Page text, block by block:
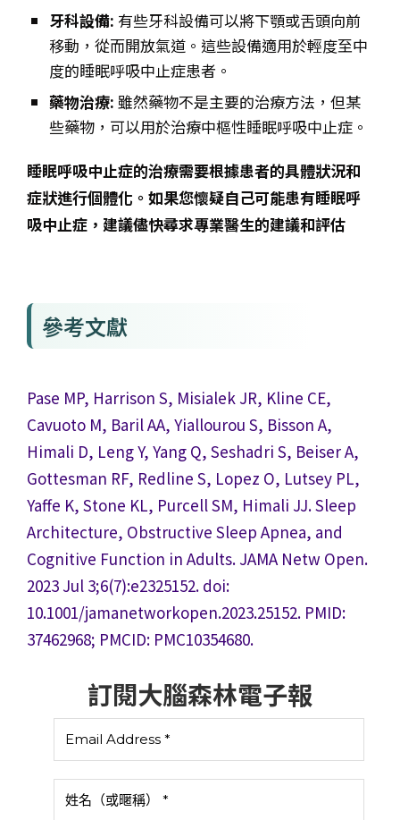
牙科設備: 有些牙科設備可以將下顎或舌頭向前
移動，從而開放氣道。這些設備適用於輕度至中
度的睡眠呼吸中止症患者。
藥物治療: 雖然藥物不是主要的治療方法，但某
些藥物，可以用於治療中樞性睡眠呼吸中止症。
睡眠呼吸中止症的治療需要根據患者的具體狀況和
症狀進行個體化。如果您懷疑自己可能患有睡眠呼
吸中止症，建議儘快尋求專業醫生的建議和評估
參考文獻
Pase MP, Harrison S, Misialek JR, Kline CE,
Cavuoto M, Baril AA, Yiallourou S, Bisson A,
Himali D, Leng Y, Yang Q, Seshadri S, Beiser A,
Gottesman RF, Redline S, Lopez O, Lutsey PL,
Yaffe K, Stone KL, Purcell SM, Himali JJ. Sleep
Architecture, Obstructive Sleep Apnea, and
Cognitive Function in Adults. JAMA Netw Open.
2023 Jul 3;6(7):e2325152. doi:
10.1001/jamanetworkopen.2023.25152. PMID:
37462968; PMCID: PMC10354680.
訂閱大腦森林電子報